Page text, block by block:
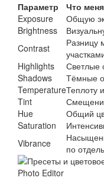
Параметр
Что
Exposure
Общую
Brightness
Contrast
Разницу
Highlights
Светлые
Shadows
Тёмные
TemperatureТеплоту
Tint
Hue
Общий
Saturation
Vibrance
по